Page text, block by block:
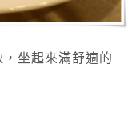
坐起來滿舒適的